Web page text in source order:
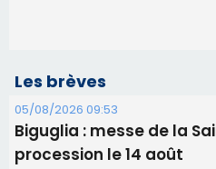
Les brèves
05/08/2026 09:53
Biguglia : messe de la
procession le 14 août